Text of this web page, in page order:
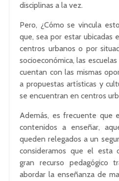
disciplinas a la vez.
Pero, ¿Cómo se vincula
que, sea por estar ubicadas
centros urbanos o por
socioeconómica, las
cuentan con las mismas
a propuestas artísticas y
se encuentran en centros
Además, es frecuente que
contenidos a enseñar,
queden relegados a un
consideramos que el esta
gran recurso pedagógico
abordar la enseñanza de